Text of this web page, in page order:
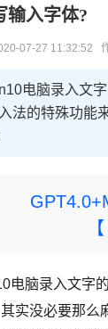
输入字体?
07-27 11:32:52
电脑录入文
法的特殊功能
【
电脑录入文字
实没必要那